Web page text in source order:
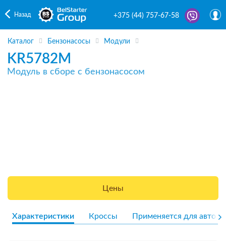
Назад +375 (44) 757-67-58
Каталог Бензонасосы Модули
KR5782M
Модуль в сборе с бензонасосом
Цены
Характеристики Кроссы Применяется для авто